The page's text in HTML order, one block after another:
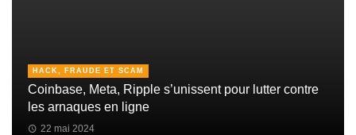
HACK, FRAUDE ET SCAM
Coinbase, Meta, Ripple s’unissent pour lutter contre
les arnaques en ligne
22 mai 2024